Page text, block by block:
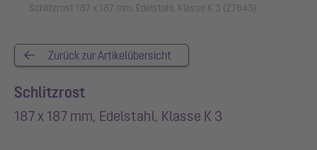
Schlitzrost 187 x 187 mm, Edelstahl, Klasse K 3 (27643)
Zurück zur Artikelübersicht
Schlitzrost
187 x 187 mm, Edelstahl, Klasse K 3